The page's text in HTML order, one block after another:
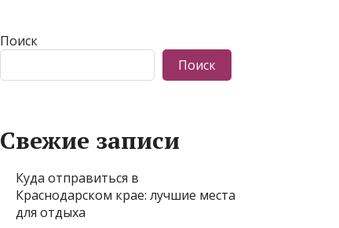
Поиск
Поиск
Свежие записи
Куда отправиться в
Краснодарском крае: лучшие места
для отдыха